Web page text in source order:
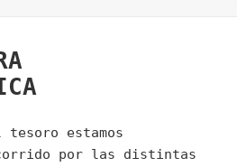
estamos
por las distintas